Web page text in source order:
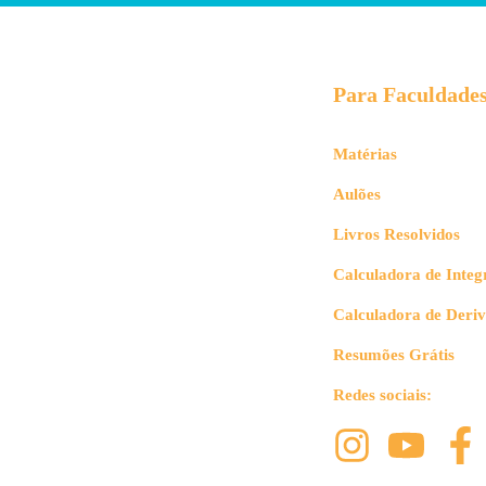
Para
Matérias
Aulões
Livros Resolvidos
Calculadora de
Calculadora de
Resumões Grátis
Redes sociais: